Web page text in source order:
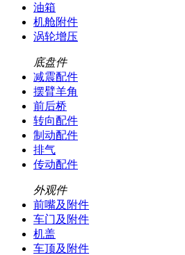
油箱
机舱附件
涡轮增压
底盘件
减震配件
摆臂羊角
前后桥
转向配件
制动配件
排气
传动配件
外观件
前嘴及附件
车门及附件
机盖
车顶及附件